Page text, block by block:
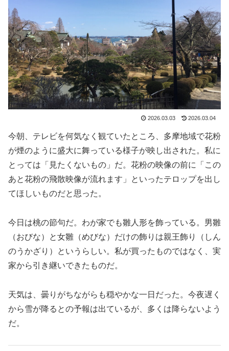
2026.03.03 2026.03.04
今朝、テレビを何気なく観ていたところ、多摩地域で花粉
が煙のように盛大に舞っている様子が映し出された。私に
とっては「見たくないもの」だ。花粉の映像の前に「この
あと花粉の飛散映像が流れます」といったテロップを出し
てほしいものだと思った。
今日は桃の節句だ。わが家でも雛人形を飾っている。男雛
（おびな）と女雛（めびな）だけの飾りは親王飾り（しん
のうかざり）というらしい。私が買ったものではなく、実
家から引き継いできたものだ。
天気は、曇りがちながらも穏やかな一日だった。今夜遅く
から雪が降るとの予報は出ているが、多くは降らないよう
だ。